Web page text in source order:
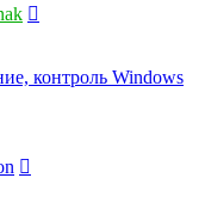
контроль Windows